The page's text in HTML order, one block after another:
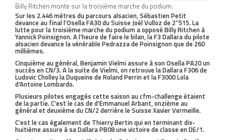
Billy Ritchen monte sur la troisième marche du podium.
Sur les 2.446 mètres du parcours alsacien, Sébastien Petit
devance au final l’Osella FA30 du Suisse Joël Vulloz de 2’’515. La
lutte pour la troisième marche du podium a opposé Billy Ritchen à
Yannick Poinsignon. A l’heure de faire le bilan, la F3 Dallara du pilote
alsacien devance la vénérable Pedrazza de Poinsignon que de 260
millièmes.
Cinquième au général, Benjamin Vielmi assure à son Osella PA20 un
succès en CN/3. A la suite de Vielmi, on retrouve la Dallara F306 de
Ludovic Cholley la Duqueine de Roland Perrin et la F3000 Lola
d’Antoine Lombardo.
Plusieurs pilotes engagés cette saison au cfm-challenge étaient
de la partie. C’est le cas de d’Emmanuel Arbant, onzième au
général et deuxième du CN/2 derrière le Suisse Xavier Vermeille.
C’est le cas également de Thierry Bertin qui en terminant dix-
huitième assure à sa Dallara PB08 une victoire de classe en DE/1.